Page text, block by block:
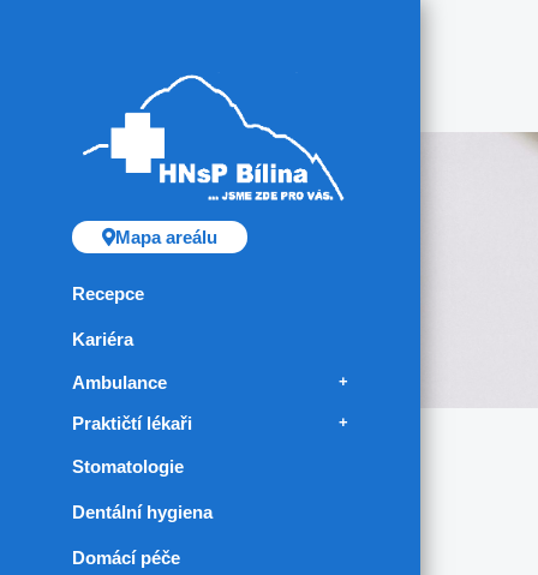
Mapa areálu
Recepce
Kariéra
Ambulance
Chirurgická ambulance
Diabetologická poradna
EMG prevence
Praktičtí lékaři
Pro dospělé
Pro děti a dorost
Stomatologie
Dentální hygiena
Domácí péče